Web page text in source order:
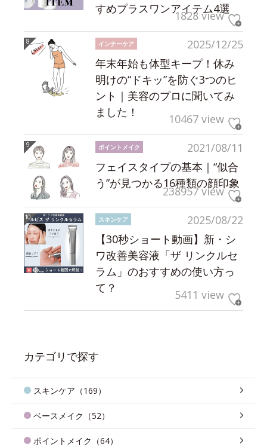
すめプラスワンアイテム4選
1828 view
2025/12/25
インナーケア
年末年始も体型キープ！休み
明けの“ドキッ”を防ぐ3つのヒ
ント｜美容のプロに聞いてみ
ました！
10467 view
2021/08/11
ポイントメイク
フェイスタイプの基本｜“似合
う”が見つかる16種類の顔印象
238957 view
2025/08/22
スキンケア
【30秒ショート動画】新・シ
ワ改善美容液「ザ リンクルセ
ラム」のおすすめの使い方っ
て？
5411 view
カテゴリで探す
スキンケア（169）
ベースメイク（52）
ポイントメイク（64）